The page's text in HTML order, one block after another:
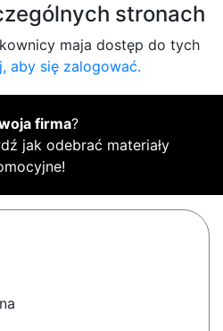
stronach
maja dostęp do tych
aby się zalogować.
firma?
jak odebrać materiały